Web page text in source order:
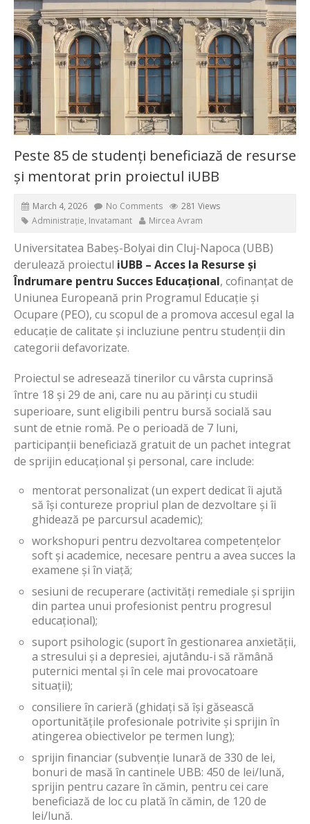
Peste 85 de studenți beneficiază de resurse
și mentorat prin proiectul iUBB
March 4, 2026 No Comments
281 Views
Administrație, Invatamant Mircea Avram
Universitatea Babeș-Bolyai din Cluj-Napoca (UBB)
derulează proiectul iUBB – Acces la Resurse și
Îndrumare pentru Succes Educațional, cofinanțat de
Uniunea Europeană prin Programul Educație și
Ocupare (PEO), cu scopul de a promova accesul egal la
educație de calitate și incluziune pentru studenții din
categorii defavorizate.
Proiectul se adresează tinerilor cu vârsta cuprinsă
între 18 și 29 de ani, care nu au părinți cu studii
superioare, sunt eligibili pentru bursă socială sau
sunt de etnie romă. Pe o perioadă de 7 luni,
participanții beneficiază gratuit de un pachet integrat
de sprijin educațional și personal, care include:
mentorat personalizat (un expert dedicat îi ajută
să își contureze propriul plan de dezvoltare și îi
ghidează pe parcursul academic);
workshopuri pentru dezvoltarea competențelor
soft și academice, necesare pentru a avea succes la
examene și în viață;
sesiuni de recuperare (activități remediale și sprijin
din partea unui profesionist pentru progresul
educațional);
suport psihologic (suport în gestionarea anxietății,
a stresului și a depresiei, ajutându-i să rămână
puternici mental și în cele mai provocatoare
situații);
consiliere în carieră (ghidați să își găsească
oportunitățile profesionale potrivite și sprijin în
atingerea obiectivelor pe termen lung);
sprijin financiar (subvenție lunară de 330 de lei,
bonuri de masă în cantinele UBB: 450 de lei/lună,
sprijin pentru cazare în cămin, pentru cei care
beneficiază de loc cu plată în cămin, de 120 de
lei/lună.